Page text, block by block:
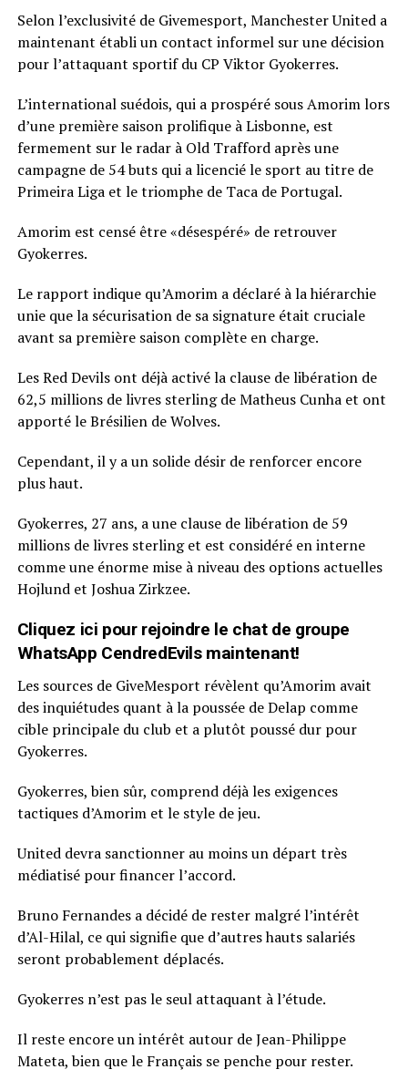
Selon l’exclusivité de Givemesport, Manchester United a
maintenant établi un contact informel sur une décision
pour l’attaquant sportif du CP Viktor Gyokerres.
L’international suédois, qui a prospéré sous Amorim lors
d’une première saison prolifique à Lisbonne, est
fermement sur le radar à Old Trafford après une
campagne de 54 buts qui a licencié le sport au titre de
Primeira Liga et le triomphe de Taca de Portugal.
Amorim est censé être «désespéré» de retrouver
Gyokerres.
Le rapport indique qu’Amorim a déclaré à la hiérarchie
unie que la sécurisation de sa signature était cruciale
avant sa première saison complète en charge.
Les Red Devils ont déjà activé la clause de libération de
62,5 millions de livres sterling de Matheus Cunha et ont
apporté le Brésilien de Wolves.
Cependant, il y a un solide désir de renforcer encore
plus haut.
Gyokerres, 27 ans, a une clause de libération de 59
millions de livres sterling et est considéré en interne
comme une énorme mise à niveau des options actuelles
Hojlund et Joshua Zirkzee.
Cliquez ici pour rejoindre le chat de groupe
WhatsApp CendredEvils maintenant!
Les sources de GiveMesport révèlent qu’Amorim avait
des inquiétudes quant à la poussée de Delap comme
cible principale du club et a plutôt poussé dur pour
Gyokerres.
Gyokerres, bien sûr, comprend déjà les exigences
tactiques d’Amorim et le style de jeu.
United devra sanctionner au moins un départ très
médiatisé pour financer l’accord.
Bruno Fernandes a décidé de rester malgré l’intérêt
d’Al-Hilal, ce qui signifie que d’autres hauts salariés
seront probablement déplacés.
Gyokerres n’est pas le seul attaquant à l’étude.
Il reste encore un intérêt autour de Jean-Philippe
Mateta, bien que le Français se penche pour rester.